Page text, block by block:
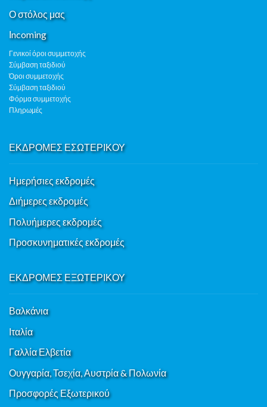
Ο στόλος μας
Ιncoming
Γενικοί όροι συμμετοχής
Σύμβαση ταξιδιού
Όροι συμμετοχής
Σύμβαση ταξιδιού
Φόρμα συμμετοχής
Πληρωμές
ΕΚΔΡΟΜΕΣ ΕΣΩΤΕΡΙΚΟΥ
Ημερήσιες εκδρομές
Διήμερες εκδρομές
Πολυήμερες εκδρομές
Προσκυνηματικές εκδρομές
ΕΚΔΡΟΜΕΣ ΕΞΩΤΕΡΙΚΟΥ
Βαλκάνια
Ιταλία
Γαλλία Ελβετία
Ουγγαρία, Τσεχία, Αυστρία & Πολωνία
Προσφορές Εξωτερικού